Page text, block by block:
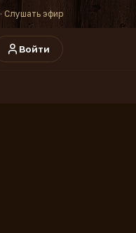
· Слушать эфир
Войти